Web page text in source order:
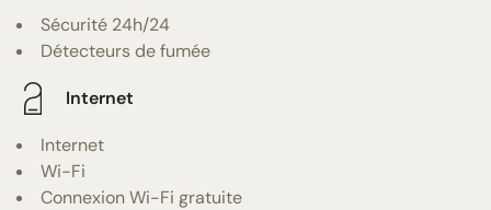
Sécurité 24h/24
Détecteurs de fumée
Internet
Internet
Wi-Fi
Connexion Wi-Fi gratuite